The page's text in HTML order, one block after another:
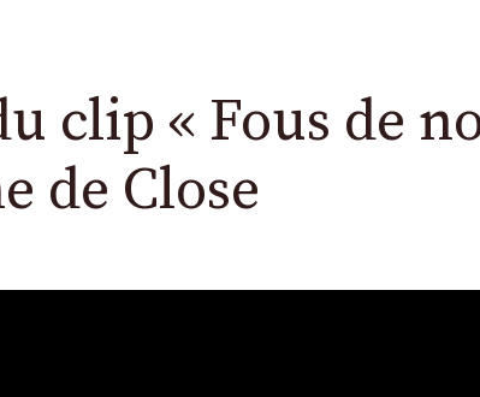
clip « Fous de
de Close